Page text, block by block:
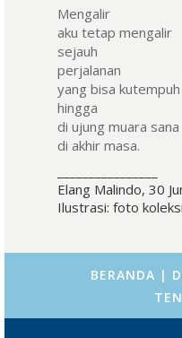
Mengalir
aku tetap mengalir
sejauh
perjalanan
yang bisa kutempuh
hingga
di ujung muara sana
di akhir masa.
Elang Malindo, 30
Ilustrasi: foto
BERANDA |